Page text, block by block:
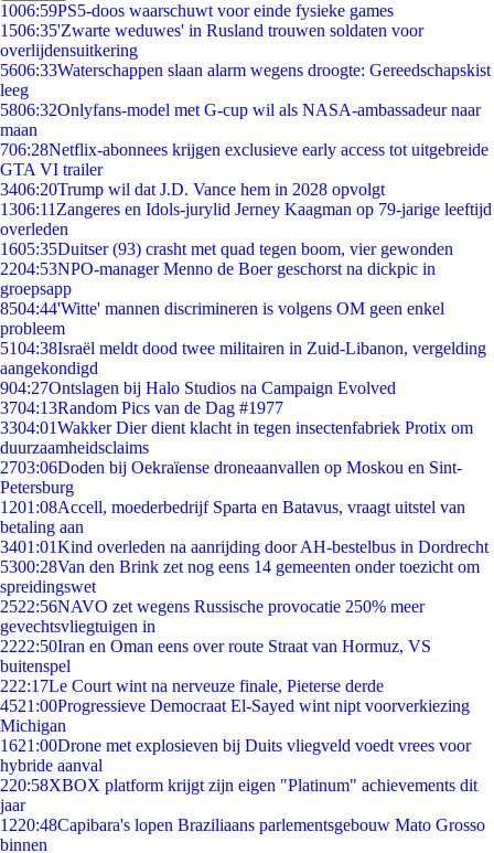
1006:59PS5-doos waarschuwt voor einde fysieke games
1506:35'Zwarte weduwes' in Rusland trouwen soldaten voor
overlijdensuitkering
5606:33Waterschappen slaan alarm wegens droogte: Gereedschapskist
leeg
5806:32Onlyfans-model met G-cup wil als NASA-ambassadeur naar
maan
706:28Netflix-abonnees krijgen exclusieve early access tot uitgebreide
GTA VI trailer
3406:20Trump wil dat J.D. Vance hem in 2028 opvolgt
1306:11 Zangeres en Idols-jurylid Jerney Kaagman op 79-jarige leeftijd
overleden
1605:35Duitser (93) crasht met quad tegen boom, vier gewonden
2204:53NPO-manager Menno de Boer geschorst na dickpic in
groepsapp
8504:44'Witte' mannen discrimineren is volgens OM geen enkel
probleem
5104:38Israël meldt dood twee militairen in Zuid-Libanon, vergelding
aangekondigd
904:27Ontslagen bij Halo Studios na Campaign Evolved
3704:13Random Pics van de Dag #1977
3304:01Wakker Dier dient klacht in tegen insectenfabriek Protix om
duurzaamheidsclaims
2703:06Doden bij Oekraïense droneaanvallen op Moskou en Sint-
Petersburg
1201:08Accell, moederbedrijf Sparta en Batavus, vraagt uitstel van
betaling aan
3401:01Kind overleden na aanrijding door AH-bestelbus in Dordrecht
5300:28Van den Brink zet nog eens 14 gemeenten onder toezicht om
spreidingswet
2522:56NAVO zet wegens Russische provocatie 250% meer
gevechtsvliegtuigen in
2222:50Iran en Oman eens over route Straat van Hormuz, VS
buitenspel
222:17Le Court wint na nerveuze finale, Pieterse derde
4521:00Progressieve Democraat El-Sayed wint nipt voorverkiezing
Michigan
1621:00Drone met explosieven bij Duits vliegveld voedt vrees voor
hybride aanval
220:58XBOX platform krijgt zijn eigen "Platinum" achievements dit
jaar
1220:48Capibara's lopen Braziliaans parlementsgebouw Mato Grosso
binnen